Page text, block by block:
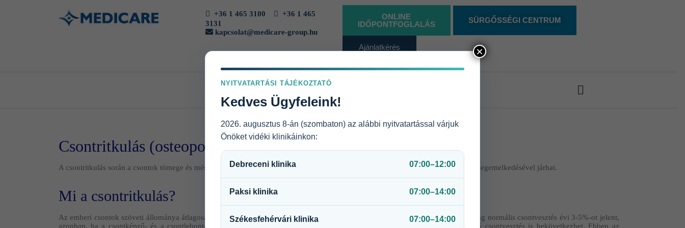
+36 1 465 3100
+36 1 465
3131
kapcsolat@medicare-group.hu
ONLINE
IDŐPONTFOGLALÁS
SÜRGŐSSÉGI CENTRUM
Ajánlatkérés
Csontritkulás (osteoporosis)
A csontritkulás során a csontok tömege és mésztartalma csökken, amely fokozott törékenységgel, a spontán törések kockázatának megemelkedésével járhat.
Mi a csontritkulás?
Az emberi csontok szöveti állománya átlagosan 25-30 éves korig gyarapszik, majd tömege fogyni, gyengülni kezd. Ez az élettanilag normális csontvesztés évi 3-5%-ot jelent,
azonban, ha a csontképző- és a csontlebontást végző sejtek összehangolt működése megbomlik, akkor ennél nagyobb mértékű csontvesztés is bekövetkezhet. Ebben az
NYITVATARTÁSI TÁJÉKOZTATÓ
Kedves Ügyfeleink!
2026. augusztus 8-án (szombaton) az alábbi nyitvatartással várjuk
Önöket vidéki klinikáinkon:
Debreceni klinika 07:00–12:00
Paksi klinika 07:00–14:00
Székesfehérvári klinika 07:00–14:00
×